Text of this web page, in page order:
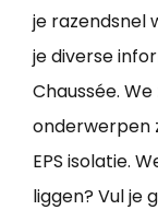
je razendsnel
je diverse
Chaussée.
onderwerpen
EPS isolatie.
liggen? Vul je